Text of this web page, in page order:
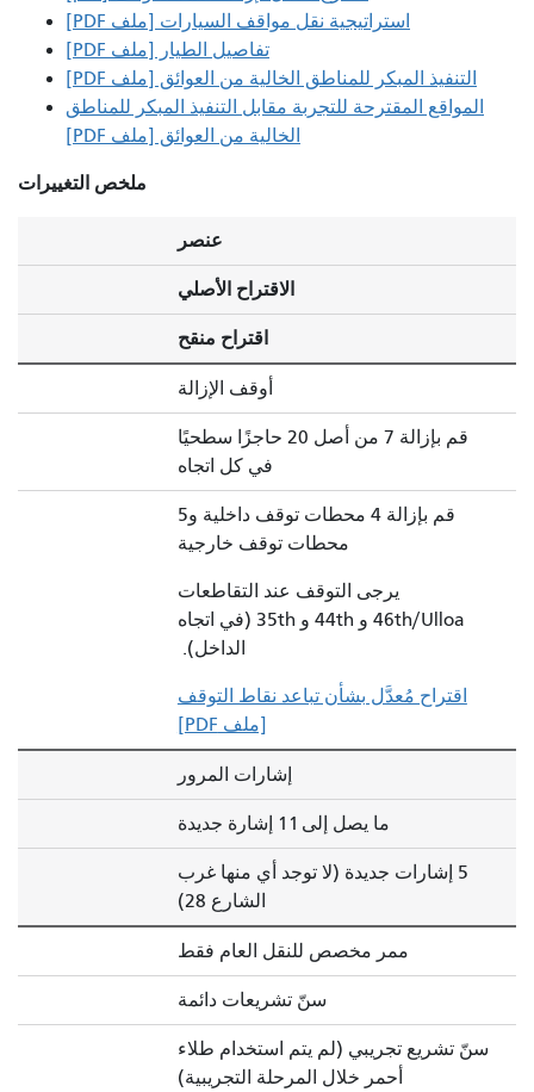
استراتيجية نقل مواقف السيارات [ملف PDF]
تفاصيل الطيار [ملف PDF]
التنفيذ المبكر للمناطق الخالية من العوائق [ملف PDF]
المواقع المقترحة للتجربة مقابل التنفيذ المبكر للمناطق
الخالية من العوائق [ملف PDF]
ملخص التغييرات
عنصر
الاقتراح الأصلي
اقتراح منقح
أوقف الإزالة
قم بإزالة 7 من أصل 20 حاجزًا سطحيًا
في كل اتجاه
قم بإزالة 4 محطات توقف داخلية و5
محطات توقف خارجية
يرجى التوقف عند التقاطعات
46th/Ulloa و 44th و 35th (في اتجاه
الداخل).
اقتراح مُعدَّل بشأن تباعد نقاط التوقف
[ملف PDF]
إشارات المرور
ما يصل إلى 11 إشارة جديدة
5 إشارات جديدة (لا توجد أي منها غرب
الشارع 28)
ممر مخصص للنقل العام فقط
سنّ تشريعات دائمة
سنّ تشريع تجريبي (لم يتم استخدام طلاء
أحمر خلال المرحلة التجريبية)